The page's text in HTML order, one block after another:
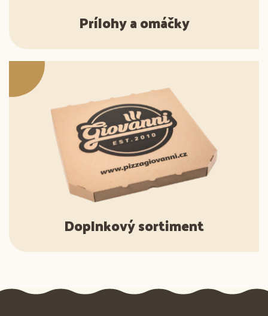
Prílohy a omáčky
Doplnkový sortiment